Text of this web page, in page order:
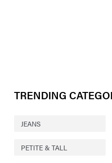
TRENDING
JEANS
PETITE & TALL